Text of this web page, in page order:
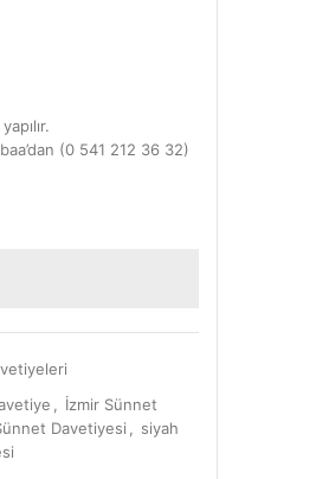
(0 541 212 36 32)
İzmir Sünnet
Davetiyesi
siyah